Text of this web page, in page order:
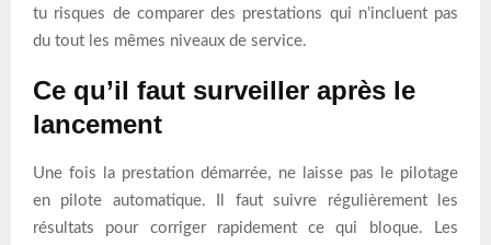
tu risques de comparer des prestations qui n’incluent pas
du tout les mêmes niveaux de service.
Ce qu’il faut surveiller après le
lancement
Une fois la prestation démarrée, ne laisse pas le pilotage
en pilote automatique. Il faut suivre régulièrement les
résultats pour corriger rapidement ce qui bloque. Les